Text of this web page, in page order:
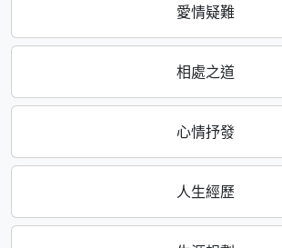
愛情疑難
相處之道
心情抒發
人生經歷